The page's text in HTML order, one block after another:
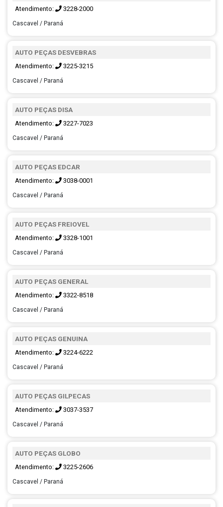
Atendimento: 3228-2000
Cascavel / Paraná
AUTO PEÇAS DESVEBRAS
Atendimento: 3225-3215
Cascavel / Paraná
AUTO PEÇAS DISA
Atendimento: 3227-7023
Cascavel / Paraná
AUTO PEÇAS EDCAR
Atendimento: 3038-0001
Cascavel / Paraná
AUTO PEÇAS FREIOVEL
Atendimento: 3328-1001
Cascavel / Paraná
AUTO PEÇAS GENERAL
Atendimento: 3322-8518
Cascavel / Paraná
AUTO PEÇAS GENUINA
Atendimento: 3224-6222
Cascavel / Paraná
AUTO PEÇAS GILPECAS
Atendimento: 3037-3537
Cascavel / Paraná
AUTO PEÇAS GLOBO
Atendimento: 3225-2606
Cascavel / Paraná